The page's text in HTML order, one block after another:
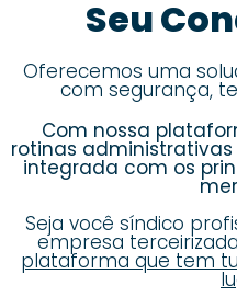
Seu
Oferecemos uma
com segurança,
Com nossa
rotinas
integrada com os
Seja você síndico
empresa
plataforma que tem